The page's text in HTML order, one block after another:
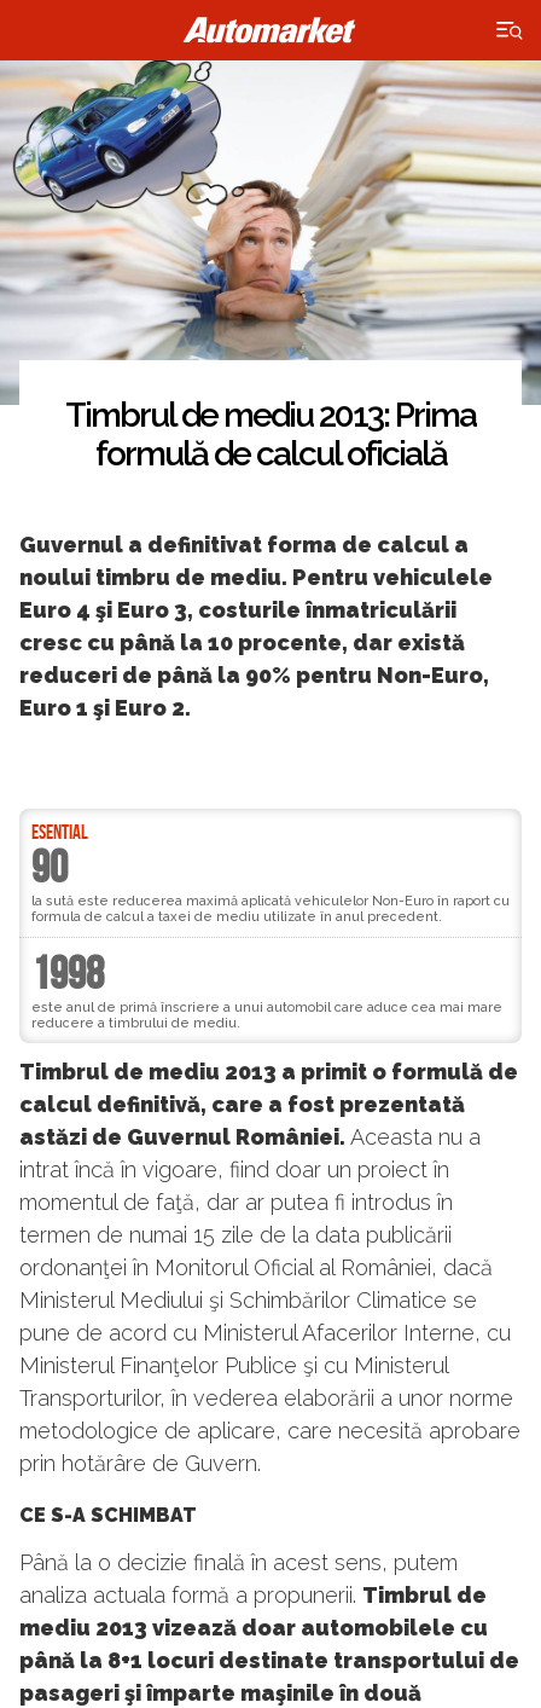
×
Timbrul de mediu 2013: Prima
formulă de calcul oficială
Guvernul a definitivat forma de calcul a
noului timbru de mediu. Pentru vehiculele
Euro 4 şi Euro 3, costurile înmatriculării
cresc cu până la 10 procente, dar există
reduceri de până la 90% pentru Non-Euro,
Euro 1 şi Euro 2.
ESENTIAL
90
la sută este reducerea maximă aplicată vehiculelor Non-Euro în raport cu
formula de calcul a taxei de mediu utilizate în anul precedent.
1998
este anul de primă înscriere a unui automobil care aduce cea mai mare
reducere a timbrului de mediu.
Timbrul de mediu 2013 a primit o formulă de
calcul definitivă, care a fost prezentată
astăzi de Guvernul României. Aceasta nu a
intrat încă în vigoare, fiind doar un proiect în
momentul de faţă, dar ar putea fi introdus în
termen de numai 15 zile de la data publicării
ordonanţei în Monitorul Oficial al României, dacă
Ministerul Mediului şi Schimbărilor Climatice se
pune de acord cu Ministerul Afacerilor Interne, cu
Ministerul Finanţelor Publice şi cu Ministerul
Transporturilor, în vederea elaborării a unor norme
metodologice de aplicare, care necesită aprobare
prin hotărâre de Guvern.
CE S-A SCHIMBAT
Până la o decizie finală în acest sens, putem
analiza actuala formă a propunerii. Timbrul de
mediu 2013 vizează doar automobilele cu
până la 8+1 locuri destinate transportului de
pasageri şi împarte maşinile în două